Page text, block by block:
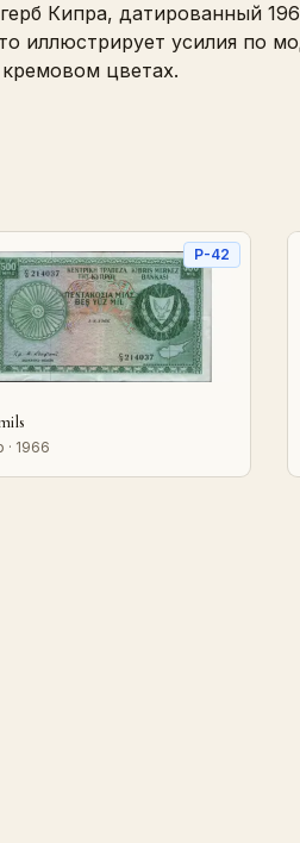
Кипра, датированный
иллюстрирует усилия по
кремовом цветах.
P-42
· 1966